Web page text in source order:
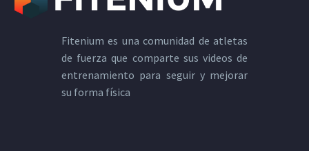
Fitenium es una comunidad de atletas
de fuerza que comparte sus videos de
entrenamiento para seguir y mejorar
su forma física